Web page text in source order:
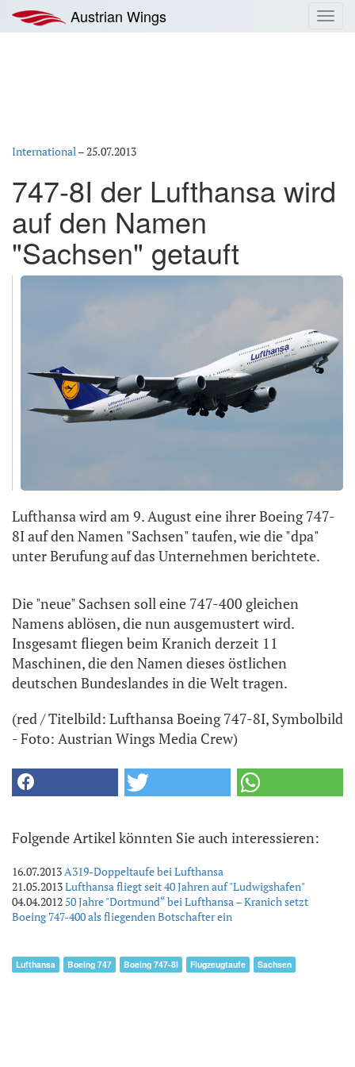
Inhalt
springen
Austrian Wings
International–25.07.2013
747-8I der Lufthansa wird
auf den Namen
"Sachsen" getauft
Lufthansa wird am 9. August eine ihrer Boeing 747-
8I auf den Namen "Sachsen" taufen, wie die "dpa"
unter Berufung auf das Unternehmen berichtete.
Die "neue" Sachsen soll eine 747-400 gleichen
Namens ablösen, die nun ausgemustert wird.
Insgesamt fliegen beim Kranich derzeit 11
Maschinen, die den Namen dieses östlichen
deutschen Bundeslandes in die Welt tragen.
(red / Titelbild: Lufthansa Boeing 747-8I, Symbolbild
- Foto: Austrian Wings Media Crew)
Folgende Artikel könnten Sie auch interessieren:
16.07.2013 A319-Doppeltaufe bei Lufthansa
21.05.2013Lufthansa fliegt seit 40 Jahren auf "Ludwigshafen"
04.04.2012 50 Jahre "Dortmund“ bei Lufthansa – Kranich setzt
Boeing 747-400 als fliegenden Botschafter ein
Lufthansa Boeing 747 Boeing 747-8I Flugzeugtaufe Sachsen